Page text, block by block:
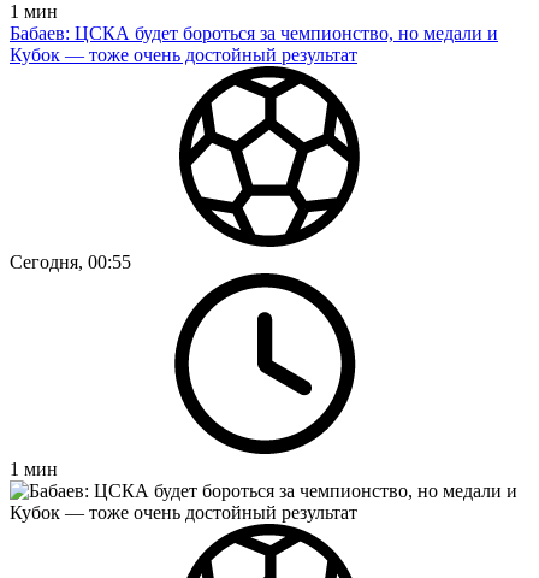
1 мин
Бабаев: ЦСКА будет бороться за чемпионство, но медали и
Кубок — тоже очень достойный результат
Сегодня, 00:55
1 мин